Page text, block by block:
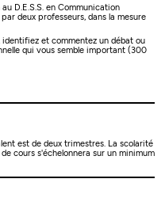
D.E.S.S. en Communication
deux professeurs, dans la mesure
et commentez un débat ou
qui vous semble important (300
est de deux trimestres. La scolarité
cours s'échelonnera sur un minimum